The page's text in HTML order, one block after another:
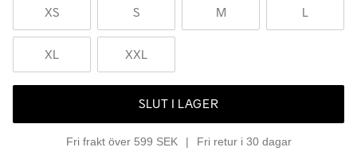
XS S M L
XL XXL
SLUT I LAGER
Fri frakt över 599 SEK Fri retur i 30 dagar